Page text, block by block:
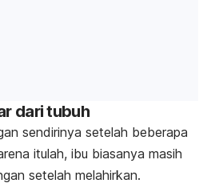
dari tubuh
sendirinya setelah beberapa
itulah, ibu biasanya masih
setelah melahirkan.